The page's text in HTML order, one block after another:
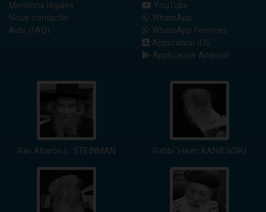
Mentions légales
Nous contacter
Aide (FAQ)
YouTube
WhatsApp
WhatsApp Femmes
Application iOS
Application Android
Rav Aharon L. STEINMAN Rabbi 'Haïm KANIEWSKI